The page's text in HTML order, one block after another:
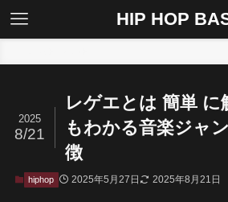
HIP HOP
レゲエとは 簡単 に
もわかる音楽ジャ
徴
2025
8/21
hiphop 2025年5月27日 2025年8月21日